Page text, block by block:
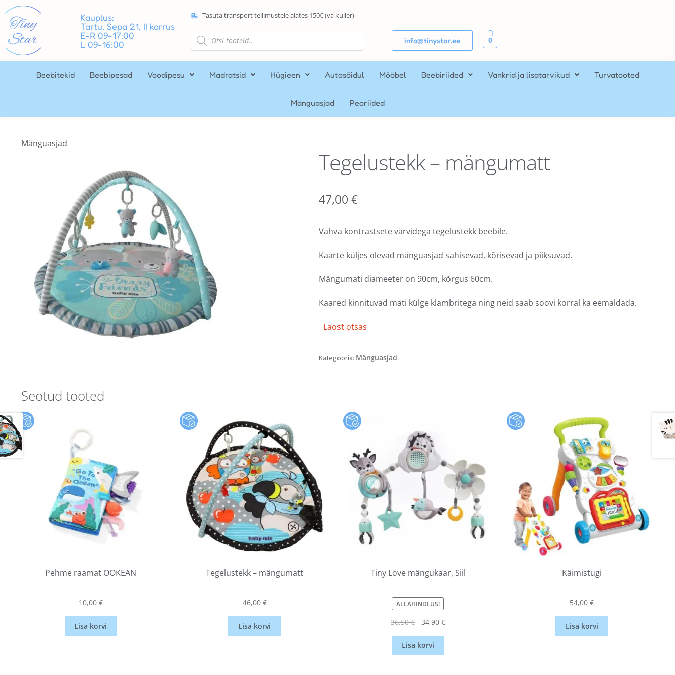
Kauplus:
Tartu, Sepa 21, II korrus
E-R 09-17:00
L 09-16:00
Tasuta transport tellimustele alates 150€ (va kuller)
info@tinystar.ee 0
Beebitekid Beebipesad Voodipesu Madratsid Hügieen Autosõidul Mööbel Beebiriided Vankrid ja lisatarvikud Turvatooted
Mänguasjad Peoriided
Mänguasjad
Tegelustekk – mängumatt
47,00 €
Vahva kontrastsete värvidega tegelustekk beebile.
Kaarte küljes olevad mänguasjad sahisevad, kõrisevad ja piiksuvad.
Mängumati diameeter on 90cm, kõrgus 60cm.
Kaared kinnituvad mati külge klambritega ning neid saab soovi korral ka eemaldada.
Laost otsas
Kategooria: Mänguasjad
Seotud tooted
Pehme raamat OOKEAN
10,00 €
Lisa korvi
Tegelustekk – mängumatt
46,00 €
Lisa korvi
Tiny Love mängukaar, Siil
ALLAHINDLUS!
36,50€ 34,90 €
Lisa korvi
Käimistugi
54,00€
Lisa korvi